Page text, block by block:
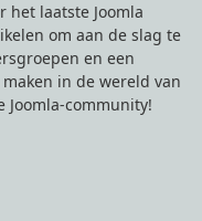
het laatste Joomla
om aan de slag te
en een
in de wereld van
Joomla-community!